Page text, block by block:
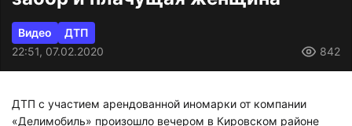
Видео
ДТП
22:51, 07.02.2020
842
ДТП с участием арендованной иномарки от компании
«Делимобиль» произошло вечером в Кировском районе